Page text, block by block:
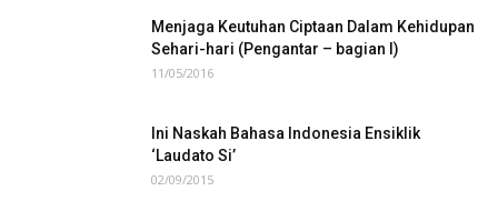
Menjaga Keutuhan Ciptaan Dalam Kehidupan
Sehari-hari (Pengantar – bagian I)
11/05/2016
Ini Naskah Bahasa Indonesia Ensiklik
‘Laudato Si’
02/09/2015